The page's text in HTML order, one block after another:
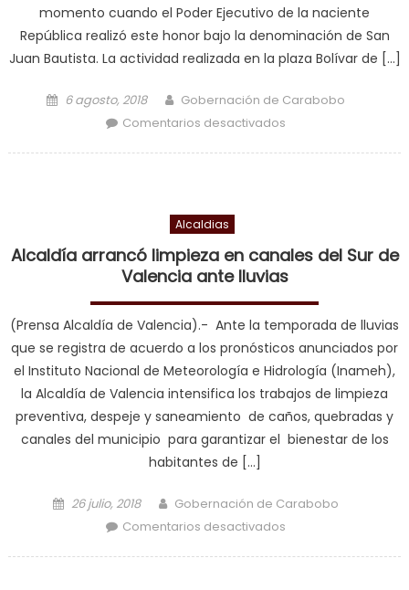
momento cuando el Poder Ejecutivo de la naciente
República realizó este honor bajo la denominación de San
Juan Bautista. La actividad realizada en la plaza Bolívar de […]
Posted on
6 agosto, 2018 Author
Gobernación de Carabobo
Comentarios desactivados
Alcaldias
Alcaldía arrancó limpieza en canales del Sur de
Valencia ante lluvias
(Prensa Alcaldía de Valencia).- Ante la temporada de lluvias
que se registra de acuerdo a los pronósticos anunciados por
el Instituto Nacional de Meteorología e Hidrología (Inameh),
la Alcaldía de Valencia intensifica los trabajos de limpieza
preventiva, despeje y saneamiento de caños, quebradas y
canales del municipio para garantizar el bienestar de los
habitantes de […]
Posted on
26 julio, 2018 Author
Gobernación de Carabobo
Comentarios desactivados